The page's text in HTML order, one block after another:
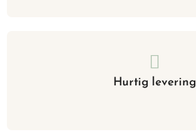
Hurtig levering